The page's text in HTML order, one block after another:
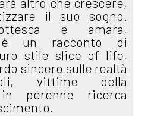
il suo sogno.
e amara,
è un racconto di
stile slice of life,
sincero sulle realtà
vittime della
perenne ricerca